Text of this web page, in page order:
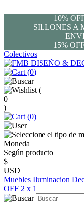
10%
SILLONES A
15%
Colectivos
(0)
(
0
)
(0)
Moneda
Según producto
$
USD
Muebles Iluminacion
OFF 2 x 1